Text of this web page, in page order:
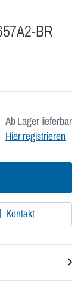
BR
Ab Lager lieferbar
Hier registrieren
Kontakt